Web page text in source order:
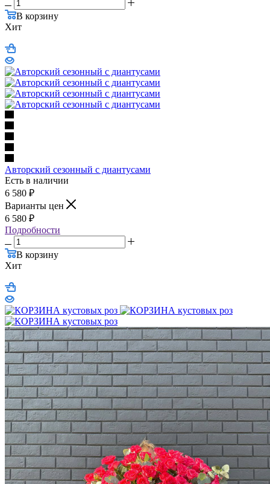
В корзину
Хит
Авторский сезонный с диантусами
Есть в наличии
6 580 ₽
Варианты цен
6 580 ₽
Подробности
В корзину
Хит